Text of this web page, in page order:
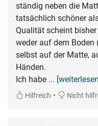
ständig neben die
tatsächlich schöner
Qualität scheint
weder auf dem
selbst auf der Matte,
Händen.
Ich habe ...
Hilfreich • Nicht